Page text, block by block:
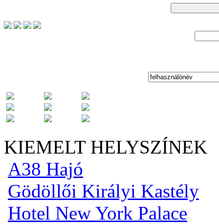
KIEMELT HELYSZÍNEK
A38 Hajó
Gödöllői Királyi Kastély
Hotel New York Palace